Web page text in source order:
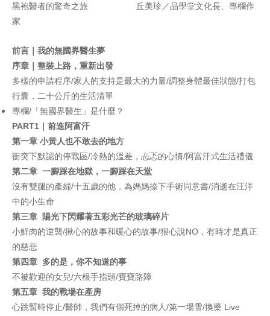
黑袍醫者的驚奇之旅 丘美珍／品學堂文化長、專欄作
家
前言｜我的無國界醫生夢
序章｜整裝上路，重新出發
多樣的申請程序/家人的支持是最大的力量/調整身體最佳狀態/打包
行囊，二十公斤的生活清單
專欄/「無國界醫生」是什麼？
PART1 ｜前進阿富汗
第一章 小黃人也不敢去的地方
衝突下默認的停戰區/冷熱的溫差，忐忑的心情/阿富汗式生活禮儀
第二章 一腳踩在地獄，一腳踩在天堂
沒有雙腿的產婦/十五歲的他，為媽媽捺下手術同意書/消逝在汪洋
中的小生命
第三章
陽光下閃耀著五彩光芒的玻璃碎片
小鮮肉的逆襲/揪心的故事和暖心的故事/狠心說NO，有時才是真正
的慈悲
第四章 多的是，你不知道的事
不被歡迎的女兒/六根手指頭/寶寶路障
第五章 我的戰場在產房
心跳暫時停止/醫師，我們有個死掉的病人/第一場雪/換藥 Live